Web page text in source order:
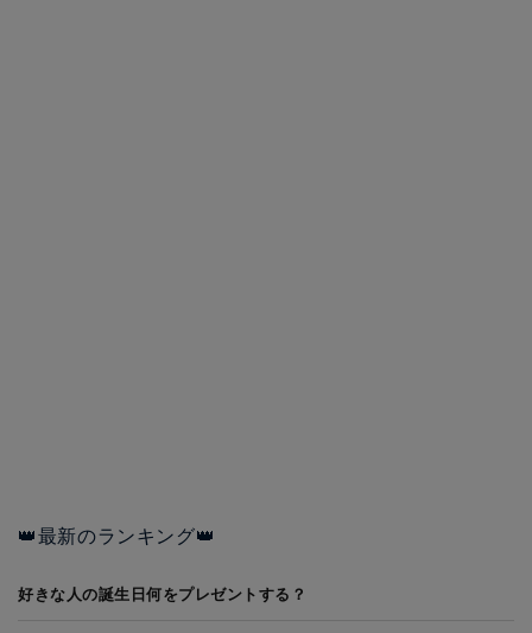
👑最新のランキング👑
好きな人の誕生日何をプレゼントする？